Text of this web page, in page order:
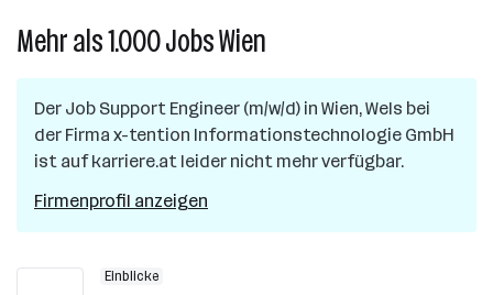
Mehr als 1.000JobsWien
Jobs
in
Wien
Der Job Support Engineer (m/w/d) in Wien, Wels bei
der Firma x-tention Informationstechnologie GmbH
ist auf karriere.at leider nicht mehr verfügbar.
Firmenprofil anzeigen
Einblicke